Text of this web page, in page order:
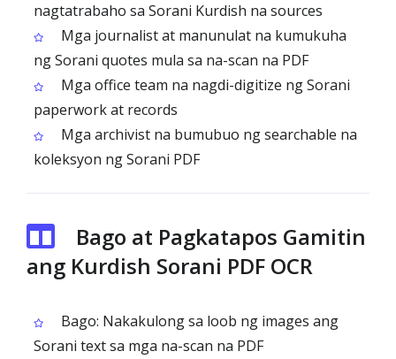
nagtatrabaho sa Sorani Kurdish na sources
Mga journalist at manunulat na kumukuha
ng Sorani quotes mula sa na-scan na PDF
Mga office team na nagdi-digitize ng Sorani
paperwork at records
Mga archivist na bumubuo ng searchable na
koleksyon ng Sorani PDF
Bago at Pagkatapos Gamitin
ang Kurdish Sorani PDF OCR
Bago: Nakakulong sa loob ng images ang
Sorani text sa mga na-scan na PDF